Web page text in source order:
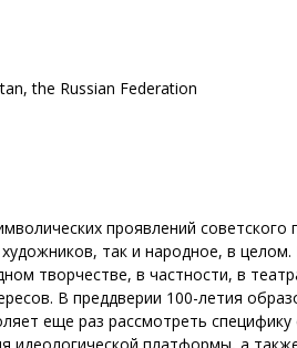
the Russian Federation
проявлений
так и народное, в
творчестве, в частности, в
В преддверии 100-летия
еще раз рассмотреть